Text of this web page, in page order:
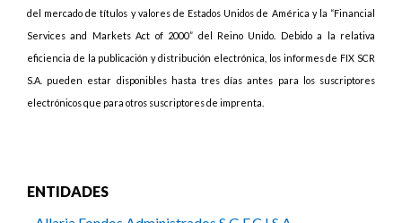
del mercado de títulos y valores de Estados Unidos de América y la “Financial
Services and Markets Act of 2000” del Reino Unido. Debido a la relativa
eficiencia de la publicación y distribución electrónica, los informes de FIX SCR
S.A. pueden estar disponibles hasta tres días antes para los suscriptores
electrónicos que para otros suscriptores de imprenta.
ENTIDADES